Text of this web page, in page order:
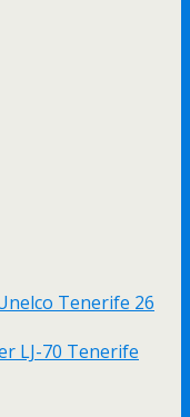
Tenerife 26
LJ-70 Tenerife